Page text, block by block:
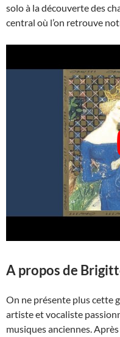
solo à la découverte des
central où l’on retrouve
A propos de
On ne présente plus cette
artiste et vocaliste
musiques anciennes.